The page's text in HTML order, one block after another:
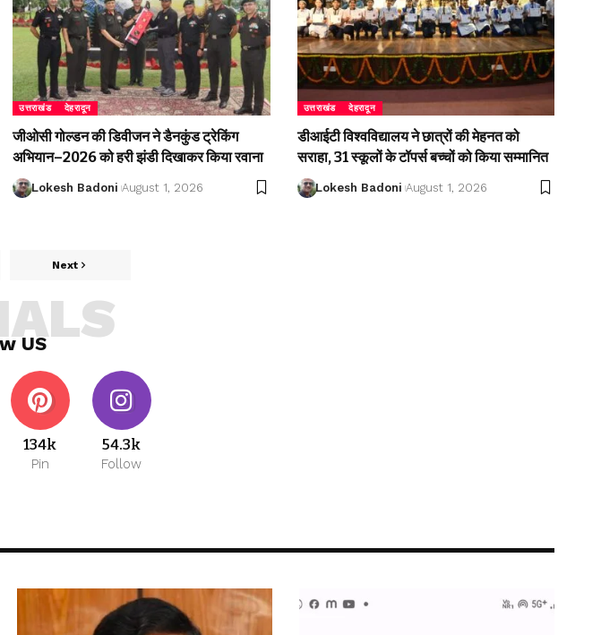
उत्तराखंड देहरादून
जीओसी गोल्डन की डिवीजन ने डैनकुंड ट्रेकिंग
अभियान–2026 को हरी झंडी दिखाकर किया रवाना
Lokesh Badoni August 1, 2026
उत्तराखंड देहरादून
डीआईटी विश्वविद्यालय ने छात्रों की मेहनत को
सराहा, 31 स्कूलों के टॉपर्स बच्चों को किया सम्मानित
Lokesh Badoni August 1, 2026
Next
US
134k
Pin
54.3k
Follow